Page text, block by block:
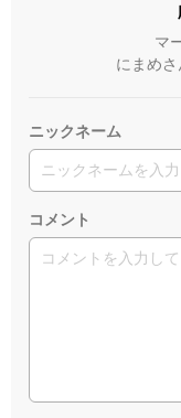
マ
にまめさ
ニックネーム
コメント